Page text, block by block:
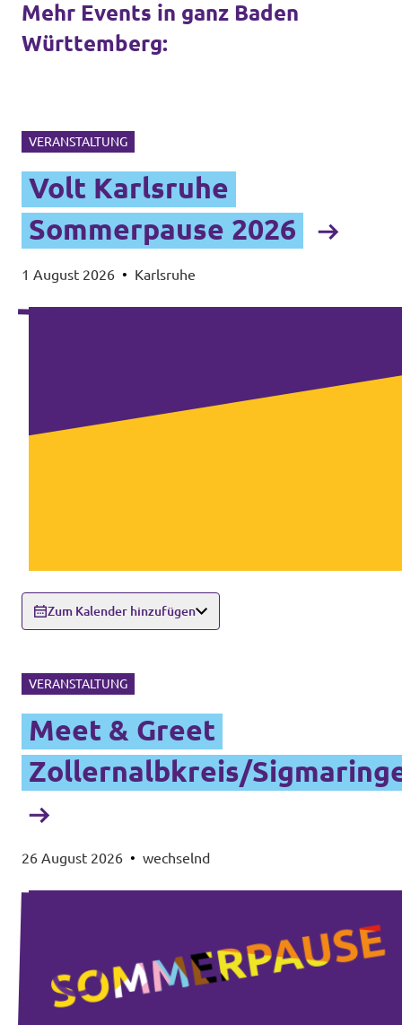
Mehr Events in ganz Baden
Württemberg:
VERANSTALTUNG
Volt Karlsruhe
Sommerpause 2026
1 August 2026 • Karlsruhe
Zum Kalender hinzufügen
VERANSTALTUNG
Meet & Greet
Zollernalbkreis/
26 August 2026 • wechselnd